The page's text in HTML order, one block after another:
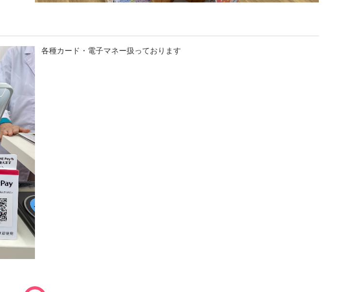
各種カード・電子マネー扱っております